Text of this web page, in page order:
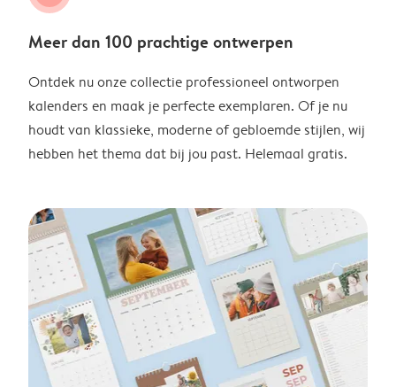
Meer dan 100 prachtige ontwerpen
Ontdek nu onze collectie professioneel ontworpen
kalenders en maak je perfecte exemplaren. Of je nu
houdt van klassieke, moderne of gebloemde stijlen, wij
hebben het thema dat bij jou past. Helemaal gratis.